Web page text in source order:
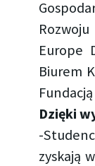
Europe
Biurem
Dzięki
-
zyskają